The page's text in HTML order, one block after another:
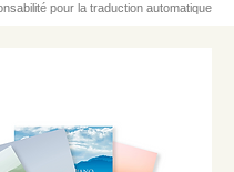
pour la traduction automatique